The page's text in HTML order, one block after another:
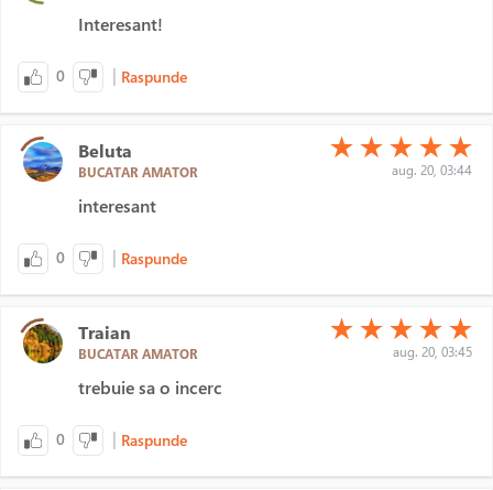
Interesant!
0 | Raspunde
Beluta
BUCATAR AMATOR
(*)
★ (*)
★ (*)
★ (*)
★ (*)
★
aug. 20, 03:44
interesant
0 | Raspunde
Traian
BUCATAR AMATOR
(*)
★ (*)
★ (*)
★ (*)
★ (*)
★
aug. 20, 03:45
trebuie sa o incerc
0 | Raspunde